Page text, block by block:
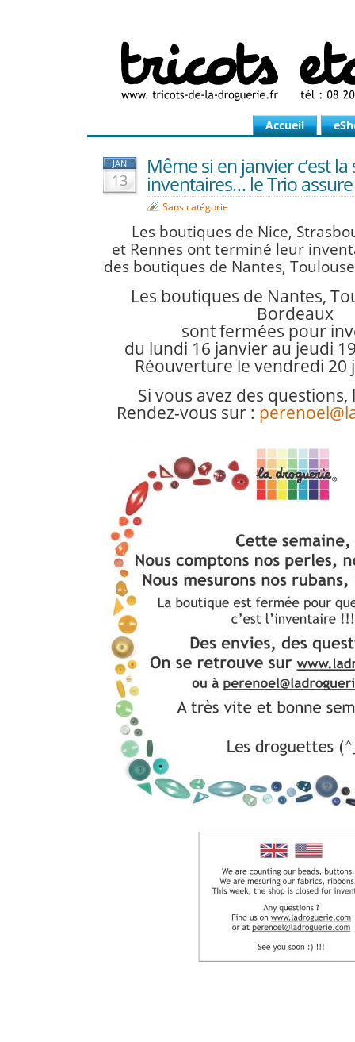
Accueil
JAN
13
Même si en janvier c’est
inventaires… le Trio
Sans catégorie
Les boutiques de Nice,
et Rennes ont terminé leur
des boutiques de Nantes,
Les boutiques de Nantes,
Bordeaux
sont fermées pour
du lundi 16 janvier au jeudi
Réouverture le vendredi 20
Si vous avez des questions,
Rendez-vous sur :